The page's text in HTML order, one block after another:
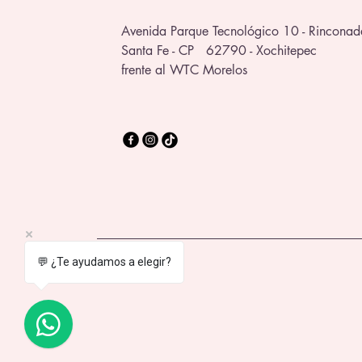
Avenida Parque Tecnológico 10 -
Santa Fe - CP 62790 - Xochitepec
frente al WTC Morelos
💬 ¿Te ayudamos a elegir?